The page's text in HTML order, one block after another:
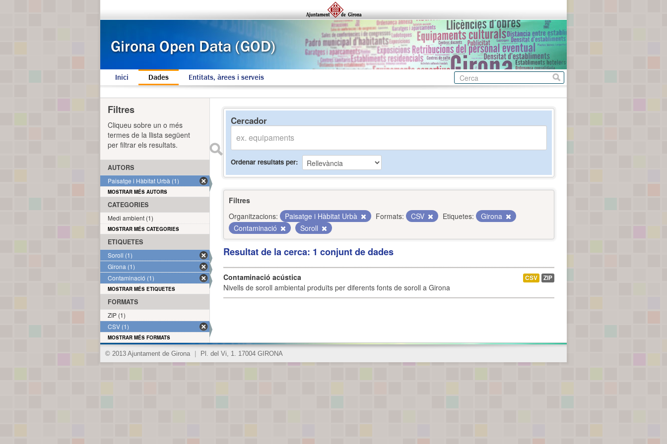
Inici Dades Entitats, àrees i serveis
Cercador
Ordenar resultats per
Filtres
Organitzacions:
Paisatge i Hàbitat Urbà Formats: CSV Etiquetes:
Girona
Contaminació
Soroll
Resultat de la cerca: 1 conjunt de dades
Contaminació acústica
Nivells de soroll ambiental produïts per diferents fonts de soroll a Girona
CSV ZIP
Filtres
Cliqueu sobre un o més
termes de la llista següent
per filtrar els resultats.
AUTORS
Paisatge i Hàbitat Urbà (1)
MOSTRAR MÉS AUTORS
CATEGORIES
Medi ambient (1)
MOSTRAR MÉS CATEGORIES
ETIQUETES
Soroll (1)
Girona (1)
Contaminació (1)
MOSTRAR MÉS ETIQUETES
FORMATS
ZIP (1)
CSV (1)
MOSTRAR MÉS FORMATS
© 2013 Ajuntament de Girona Pl. del Vi, 1. 17004 GIRONA